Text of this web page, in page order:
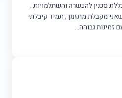
סכנין להכשרה והשתלמויות .
מקבלת מתזמן , תמיד קיבלתי
זמינות גבוהה...